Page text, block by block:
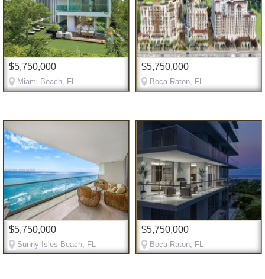
$5,750,000
Miami Beach, FL
$5,750,000
Boca Raton, FL
$5,750,000
Sunny Isles Beach, FL
$5,750,000
Boca Raton, FL